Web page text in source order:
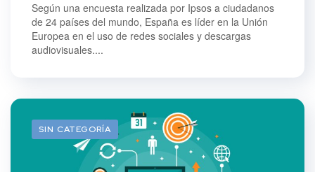
Según una encuesta realizada por Ipsos a ciudadanos
de 24 países del mundo, España es líder en la Unión
Europea en el uso de redes sociales y descargas
audiovisuales....
SIN CATEGORÍA